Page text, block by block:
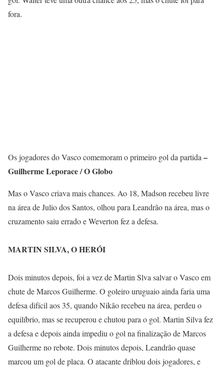
fora.
Os jogadores do Vasco comemoram o primeiro gol da partida –
Guilherme Leporace / O Globo
Mas o Vasco criava mais chances. Ao 18, Madson recebeu livre
na área de Julio dos Santos, olhou para Leandrão na área, mas o
cruzamento saiu errado e Weverton fez a defesa.
MARTIN SILVA, O HERÓI
Dois minutos depois, foi a vez de Martin Slva salvar o Vasco em
chute de Marcos Guilherme. O goleiro uruguaio ainda faria uma
defesa difícil aos 35, quando Nikão recebeu na área, perdeu o
equilíbrio, mas se recuperou e chutou para o gol. Martin Silva fez
a defesa e depois ainda impediu o gol na finalização de Marcos
Guilherme no rebote. Dois minutos depois, Leandrão quase
marcou um gol de placa. O atacante driblou dois jogadores, e